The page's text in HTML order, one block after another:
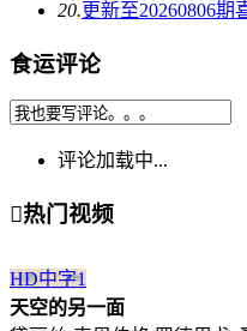
20.更新至20260806期
食运评论
评论加载中...
热门视频
HD中字1
天空的另一面